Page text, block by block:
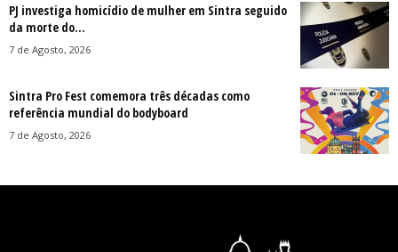
PJ investiga homicídio de mulher em Sintra seguido
da morte do...
7 de Agosto, 2026
Sintra Pro Fest comemora três décadas como
referência mundial do bodyboard
7 de Agosto, 2026